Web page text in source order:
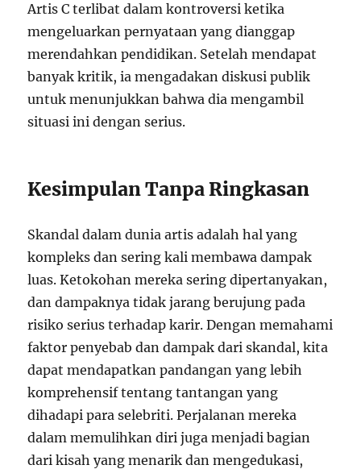
Artis C terlibat dalam kontroversi ketika
mengeluarkan pernyataan yang dianggap
merendahkan pendidikan. Setelah mendapat
banyak kritik, ia mengadakan diskusi publik
untuk menunjukkan bahwa dia mengambil
situasi ini dengan serius.
Kesimpulan Tanpa Ringkasan
Skandal dalam dunia artis adalah hal yang
kompleks dan sering kali membawa dampak
luas. Ketokohan mereka sering dipertanyakan,
dan dampaknya tidak jarang berujung pada
risiko serius terhadap karir. Dengan memahami
faktor penyebab dan dampak dari skandal, kita
dapat mendapatkan pandangan yang lebih
komprehensif tentang tantangan yang
dihadapi para selebriti. Perjalanan mereka
dalam memulihkan diri juga menjadi bagian
dari kisah yang menarik dan mengedukasi,